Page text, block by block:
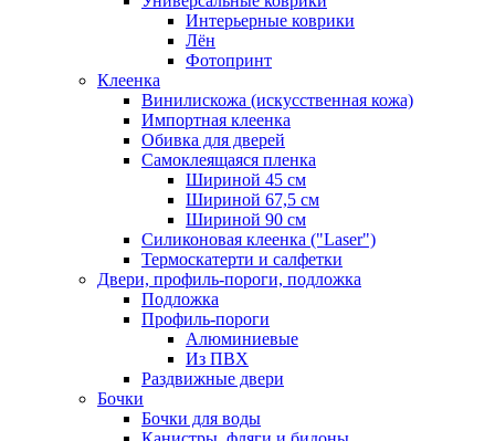
Интерьерные коврики
Лён
Фотопринт
Клеенка
Винилискожа (искусственная кожа)
Импортная клеенка
Обивка для дверей
Самоклеящаяся пленка
Шириной 45 см
Шириной 67,5 см
Шириной 90 см
Силиконовая клеенка ("Laser")
Термоскатерти и салфетки
Двери, профиль-пороги, подложка
Подложка
Профиль-пороги
Алюминиевые
Из ПВХ
Раздвижные двери
Бочки
Бочки для воды